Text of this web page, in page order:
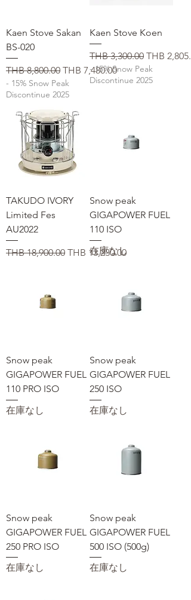
Kaen Stove Sakan
BS-020
通常価格
THB 8,800.00 セール価格
THB 7,480.00
- 15% Snow Peak
Discontinue 2025
Kaen Stove Koen
通常価格
THB 3,300.00 セール価格
THB
- 15% Snow Peak
Discontinue 2025
TAKUDO IVORY
Limited Fes
AU2022
通常価格
THB 18,900.00 セール価格
THB 13,230.00
Snow peak
GIGAPOWER FUEL
110 ISO
在庫なし
Snow peak
GIGAPOWER FUEL
110 PRO ISO
在庫なし
Snow peak
GIGAPOWER FUEL
250 ISO
在庫なし
Snow peak
GIGAPOWER FUEL
250 PRO ISO
在庫なし
Snow peak
GIGAPOWER FUEL
500 ISO (500g)
在庫なし